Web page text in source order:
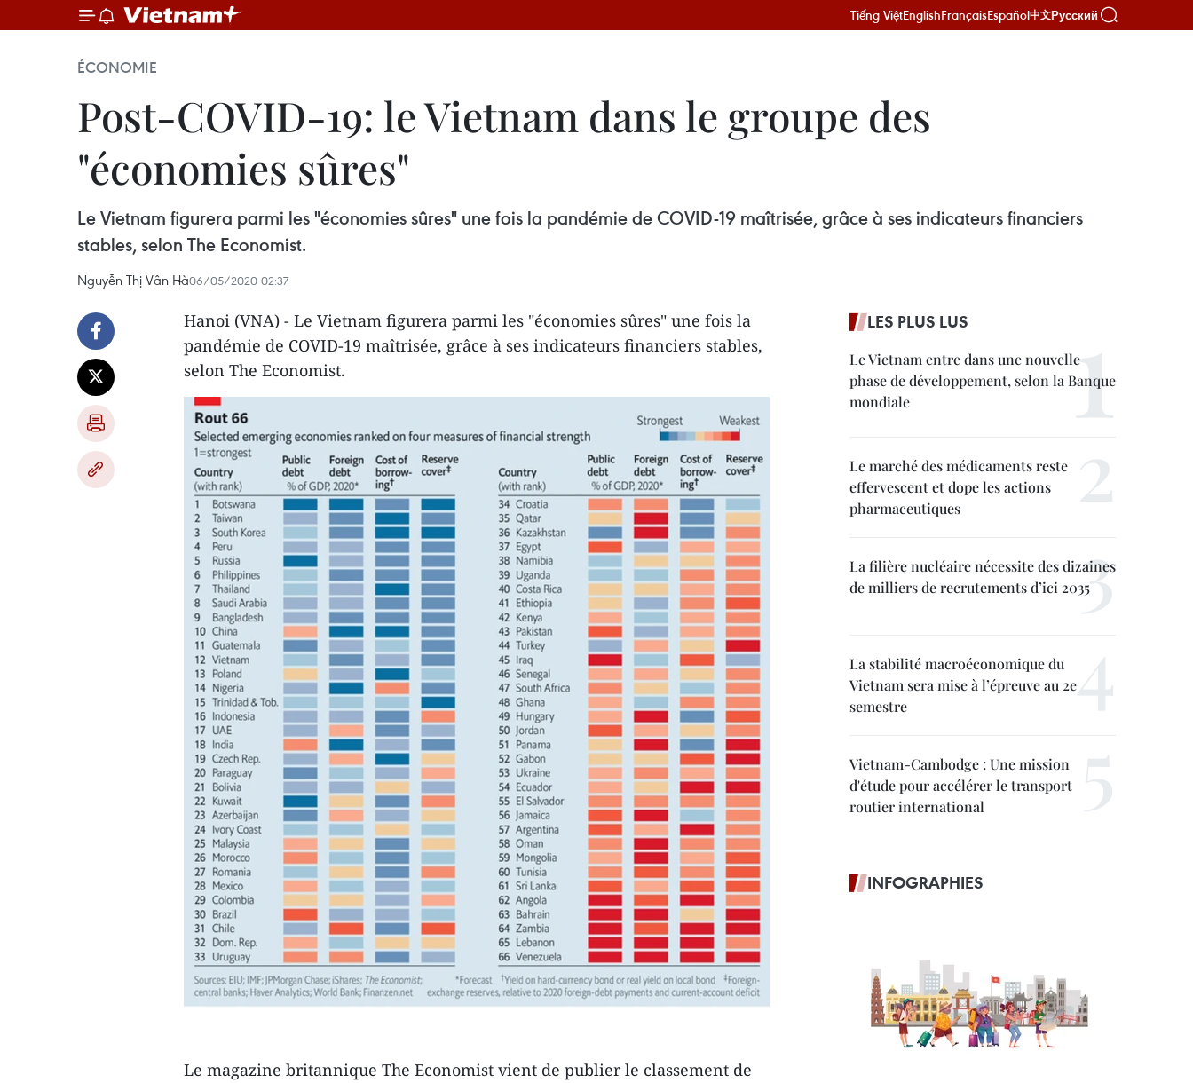
Tiếng ViệtEnglishFrançaisEspañol中文Русский
ÉCONOMIE
Post-COVID-19: le Vietnam dans le groupe des
"économies sûres"
Le Vietnam figurera parmi les "économies sûres" une fois la pandémie de COVID-19 maîtrisée, grâce à ses indicateurs financiers
stables, selon The Economist.
Nguyễn Thị Vân Hà06/05/2020 02:37
Hanoi (VNA) - Le Vietnam figurera parmi les "économies sûres" une fois la
pandémie de COVID-19 maîtrisée, grâce à ses indicateurs financiers stables,
selon The Economist.
Le magazine britannique The Economist vient de publier le classement de
LES PLUS LUS
Le Vietnam entre dans une nouvelle
phase de développement, selon la Banque
mondiale
Le marché des médicaments reste
effervescent et dope les actions
pharmaceutiques
La filière nucléaire nécessite des dizaines
de milliers de recrutements d’ici 2035
La stabilité macroéconomique du
Vietnam sera mise à l’épreuve au 2e
semestre
Vietnam-Cambodge : Une mission
d'étude pour accélérer le transport
routier international
INFOGRAPHIES